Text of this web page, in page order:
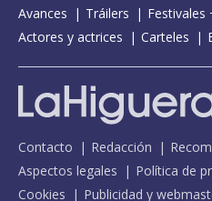
Avances
Tráilers
Festivales
Actores y actrices
Carteles
Contacto Redacción
Aspectos legales
Política de
Cookies
Publicidad y